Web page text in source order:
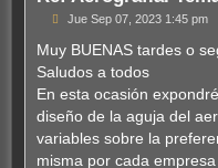
M
n
s
a
j
e
Jue Sep 07, 2023 1:45 pm
Muy BUENAS tardes o
Saludos a todos
En esta ocasión
diseño de la aguja del
variables sobre la
misma por cada